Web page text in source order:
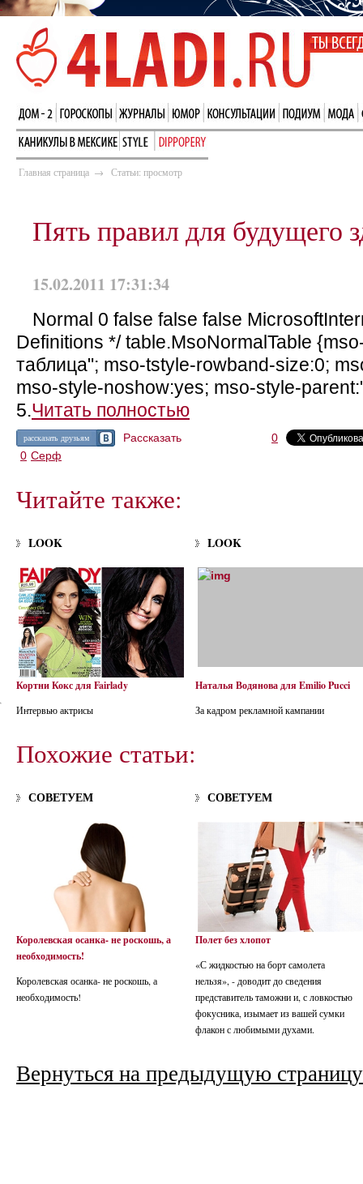
Главная страница → Статьи: просмотр
Пять правил для будущего
15.02.2011 17:31:34
Normal 0 false false false
Definitions */ table.MsoNormalTable
таблица"; mso-tstyle-rowband-size:0;
mso-style-noshow:yes; mso-style-
5.Читать полностью
рассказать друзьям Рассказать
0
0 Серф
Читайте также:
LOOK
Кортни Кокс для Fairlady
Интервью актрисы
LOOK
Наталья Водянова для Emilio Pucci
За кадром рекламной кампании
Похожие статьи:
СОВЕТУЕМ
Королевская осанка- не роскошь, а
необходимость!
Королевская осанка- не роскошь, а
необходимость!
СОВЕТУЕМ
Полет без хлопот
«С жидкостью на борт самолета
нельзя», - доводит до сведения
представитель таможни и, с ловкостью
фокусника, изымает из вашей сумки
флакон с любимыми духами.
Вернуться на предыдущую страницу